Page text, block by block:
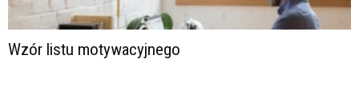
Wzór listu motywacyjnego